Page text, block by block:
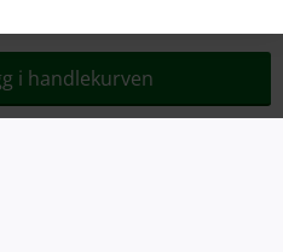
i handlekurven